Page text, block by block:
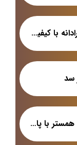
خرید خوراک ماهی کپور فرادانه با کیفیت بالا و قیمت ارزان
سد
سفارش انواع غذای خشک همستر با پایین ترین قیمت